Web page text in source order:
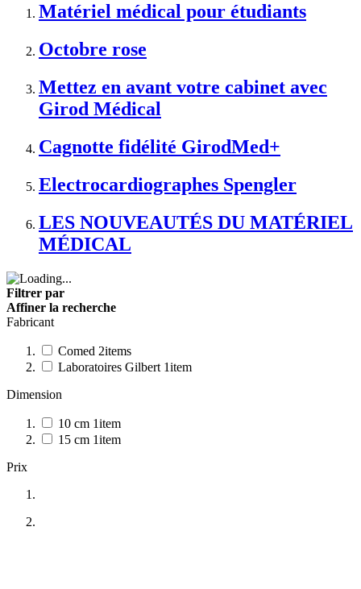
Matériel médical pour étudiants
Octobre rose
Mettez en avant votre cabinet avec
Girod Médical
Cagnotte fidélité GirodMed+
Electrocardiographes Spengler
LES NOUVEAUTÉS DU MATÉRIEL
MÉDICAL
Filtrer par
Affiner la recherche
Fabricant
Comed 2items
Laboratoires Gilbert 1item
Dimension
10 cm 1item
15 cm 1item
Prix